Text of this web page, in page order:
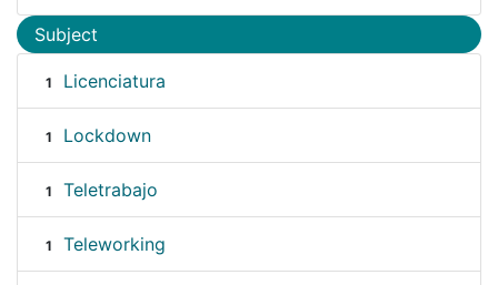
Subject
1 Licenciatura
1 Lockdown
1 Teletrabajo
1 Teleworking